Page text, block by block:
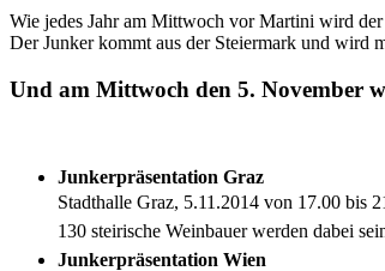
Wie jedes Jahr am Mittwoch vor Martini wird
Der Junker kommt aus der Steiermark und wird
Und am Mittwoch den 5. November
Junkerpräsentation Graz
Stadthalle Graz, 5.11.2014 von 17.00 bis
130 steirische Weinbauer werden dabei
Junkerpräsentation Wien